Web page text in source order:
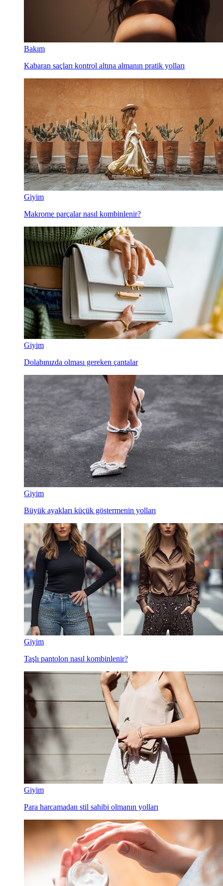
Bakım
Kabaran saçları kontrol altına almanın pratik yolları
Giyim
Makrome parçalar nasıl kombinlenir?
Giyim
Dolabınızda olması gereken çantalar
Giyim
Büyük ayakları küçük göstermenin yolları
Giyim
Taşlı pantolon nasıl kombinlenir?
Giyim
Para harcamadan stil sahibi olmanın yolları